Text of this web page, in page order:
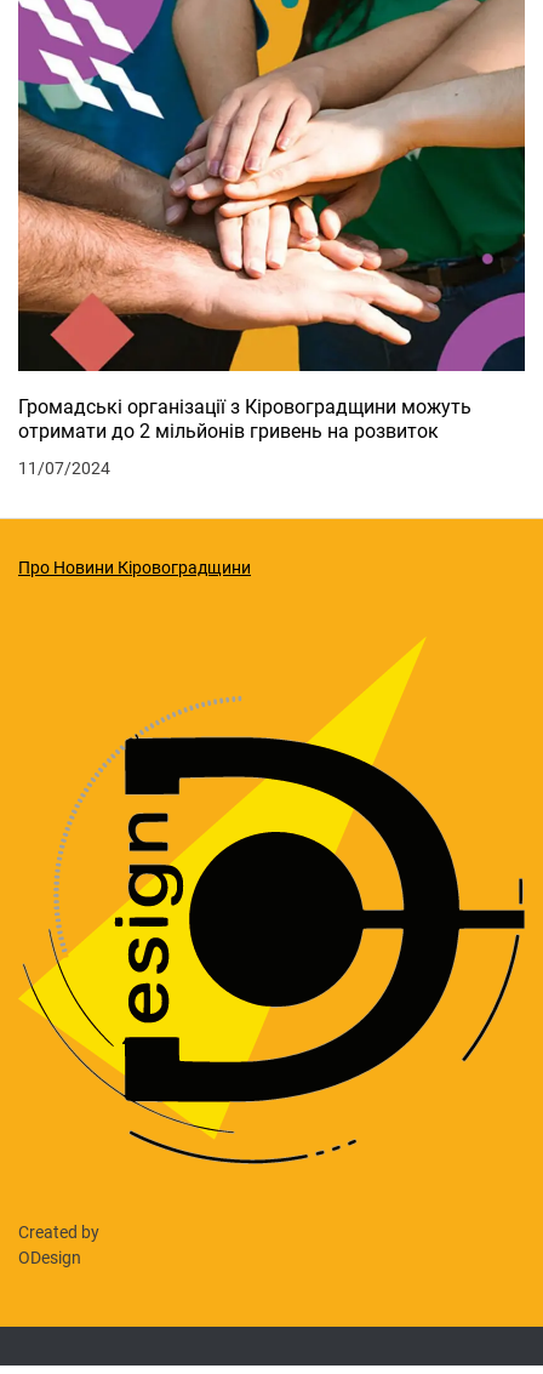
Громадські організації з Кіровоградщини можуть
отримати до 2 мільйонів гривень на розвиток
11/07/2024
Про Новини Кіровоградщини
Created by
ODesign